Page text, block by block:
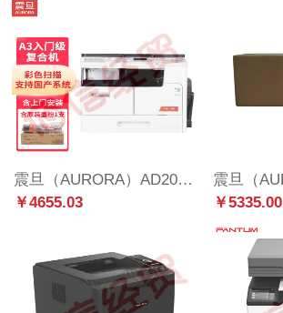
震旦（AURORA）AD207 A3黑白多功能数码复合机(含盖板+单纸盒)免费上门 安装售后
￥4655.03
￥5335.00